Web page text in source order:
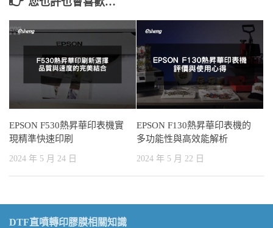
EPSON F530熱昇華印表機實
現精準快速印刷
2024 年 5 月 24 日
EPSON F130熱昇華印表機的
多功能性與高效能解析
2024 年 5 月 22 日
DTF直噴轉印膠膜相關知識